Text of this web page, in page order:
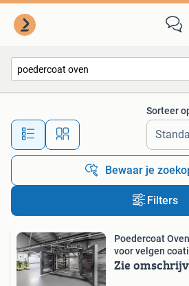
Alle afstanden…
Sorteer
Bewaar je
Filters
Poedercoat
voor velgen
Zie